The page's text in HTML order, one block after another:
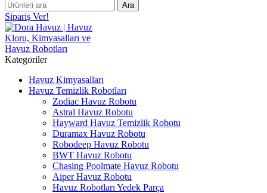
Ara
Sipariş Ver!
Kategoriler
Havuz Kimyasalları
Havuz Temizlik Robotları
Zodiac Havuz Robotu
Astral Havuz Robotu
Hayward Havuz Temizlik Robotu
Duramax Havuz Robotu
Robodeep Havuz Robotu
BWT Havuz Robotu
Chasing Poolmate Havuz Robotu
Aiper Havuz Robotu
Havuz Robotları Yedek Parça